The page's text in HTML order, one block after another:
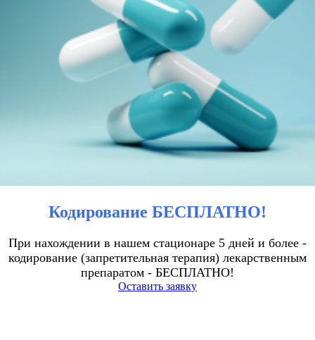
Кодирование БЕСПЛАТНО!
При нахождении в нашем стационаре 5 дней и более -
кодирование (запретительная терапия) лекарственным
препаратом - БЕСПЛАТНО!
Оставить заявку